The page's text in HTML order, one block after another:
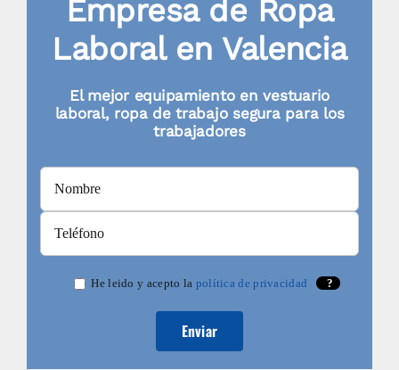
producto
Empresa de Ropa
Laboral en Valencia
El mejor equipamiento en vestuario
laboral, ropa de trabajo segura para los
trabajadores
He leido y acepto la política de privacidad ?